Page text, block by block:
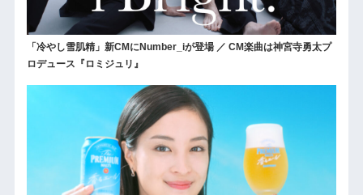
「冷やし雪肌精」新CMにNumber_iが登場 ／ CM楽曲は神宮寺勇太プ
ロデュース『ロミジュリ』